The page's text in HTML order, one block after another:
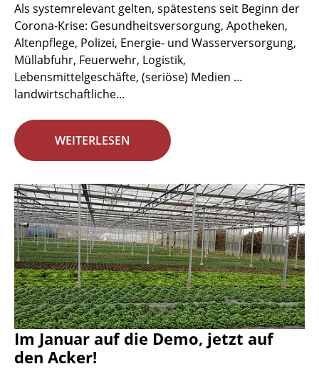
Als systemrelevant gelten, spätestens seit Beginn der
Corona-Krise: Gesundheitsversorgung, Apotheken,
Altenpflege, Polizei, Energie- und Wasserversorgung,
Müllabfuhr, Feuerwehr, Logistik,
Lebensmittelgeschäfte, (seriöse) Medien …
landwirtschaftliche...
WEITERLESEN
Im Januar auf die Demo, jetzt auf
den Acker!